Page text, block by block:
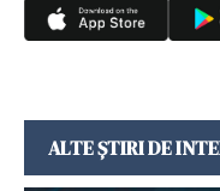
ALTE ȘTIRI DE